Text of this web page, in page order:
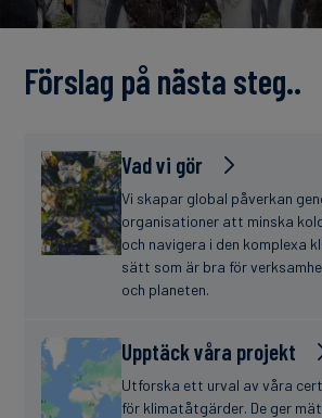
finanser
Förslag på nästa steg..
Vad vi gör
Vi skapar global påverkan
organisationer att minska
och navigera i den komplexa
sätt som är bra för
och planeten.
Upptäck våra projekt
Utforska ett urval av våra
för klimatåtgärder. De ger